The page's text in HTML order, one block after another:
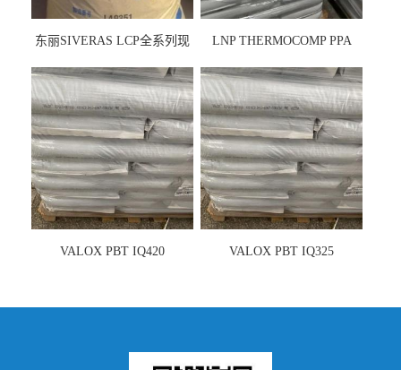
东丽SIVERAS LCP全系列现
LNP THERMOCOMP PPA
VALOX PBT IQ420 VALOX PBT IQ325